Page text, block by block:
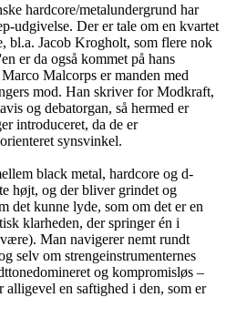
hardcore/metalundergrund har
udgivelse. Der er tale om en kvartet
bl.a. Jacob Krogholt, som flere nok
er da også kommet på hans
Malcorps er manden med
mod. Han skriver for Modkraft,
og debatorgan, så hermed er
introduceret, da de er
synsvinkel.
black metal, hardcore og d-
højt, og der bliver grindet og
det kunne lyde, som om det er en
klarheden, der springer én i
Man navigerer nemt rundt
selv om strengeinstrumenternes
og kompromisløs –
alligevel en saftighed i den, som er